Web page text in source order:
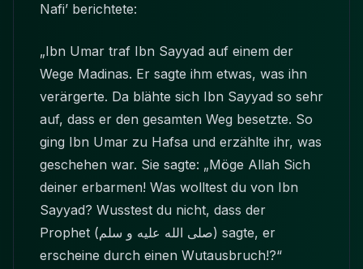
Nafi’ berichtete:
„Ibn Umar traf Ibn Sayyad auf einem der
Wege Madinas. Er sagte ihm etwas, was ihn
verärgerte. Da blähte sich Ibn Sayyad so sehr
auf, dass er den gesamten Weg besetzte. So
ging Ibn Umar zu Hafsa und erzählte ihr, was
geschehen war. Sie sagte: „Möge Allah Sich
deiner erbarmen! Was wolltest du von Ibn
Sayyad? Wusstest du nicht, dass der
Prophet
(صلى الله عليه و سلم) sagte, er
erscheine durch einen Wutausbruch!?“